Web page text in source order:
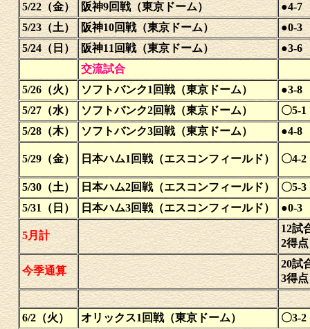
5/22（金） 阪神9回戦（東京ドーム）
●4-7
5/23（土）
阪神10回戦（東京ドーム）
●0-3
5/24（日）
阪神11回戦（東京ドーム）
●3-6
交流試合
5/26（火）
ソフトバンク1回戦（東京ドーム）
●3-8
5/27（水）
ソフトバンク2回戦（東京ドーム）
〇5-1
5/28（木）
ソフトバンク3回戦（東京ドーム） ●4-8
5/29（金） 日本ハム1回戦（エスコンフィールド） 〇4-2
5/30（土） 日本ハム2回戦（エスコンフィールド）
〇5-3
5/31（日）
日本ハム3回戦（エスコンフィールド） ●0-3
5月計
12試
2得
今季通算
20試
3得
6/2（火） オリックス1回戦（東京ドーム） 〇3-2